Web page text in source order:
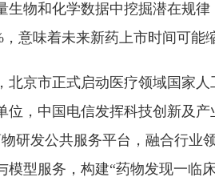
生物和化学数据中挖掘潜在规
意味着未来新药上市时间可能
北京市正式启动医疗领域国家
位，中国电信发挥科技创新及
研发公共服务平台，融合行业
模型服务，构建“药物发现一临